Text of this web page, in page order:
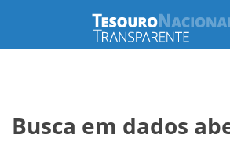
Busca em dados